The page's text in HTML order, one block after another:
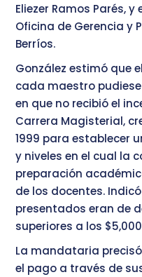
Eliezer Ramos Parés,
Oficina de Gerencia y
Berríos.
González estimó que
cada maestro pudiese
en que no recibió el
Carrera Magisterial,
1999 para establecer
y niveles en el cual la
preparación
de los docentes.
presentados eran de
superiores a los
La mandataria
el pago a través de